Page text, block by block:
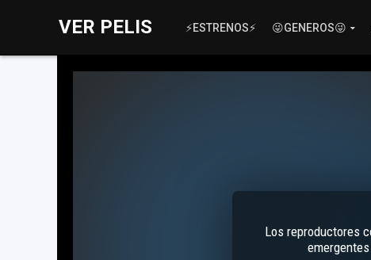
VER PELIS ⚡ESTRENOS⚡ 😜GENEROS😜